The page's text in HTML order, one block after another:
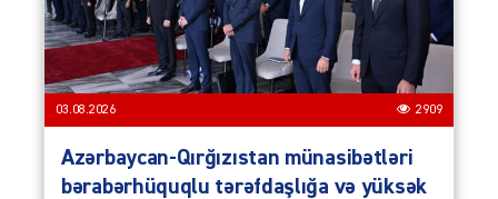
03.08.2026 2909
Azərbaycan-Qırğızıstan münasibətləri
bərabərhüquqlu tərəfdaşlığa və yüksək